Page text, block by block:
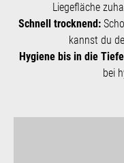
Liegefläche
Schnell trocknend:
kannst du
Hygiene bis in die
bei